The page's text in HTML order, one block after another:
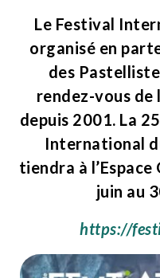
Le Festival
organisé en
des
rendez-vous de
depuis 2001. La
International
tiendra à l’Espace
juin au
https://